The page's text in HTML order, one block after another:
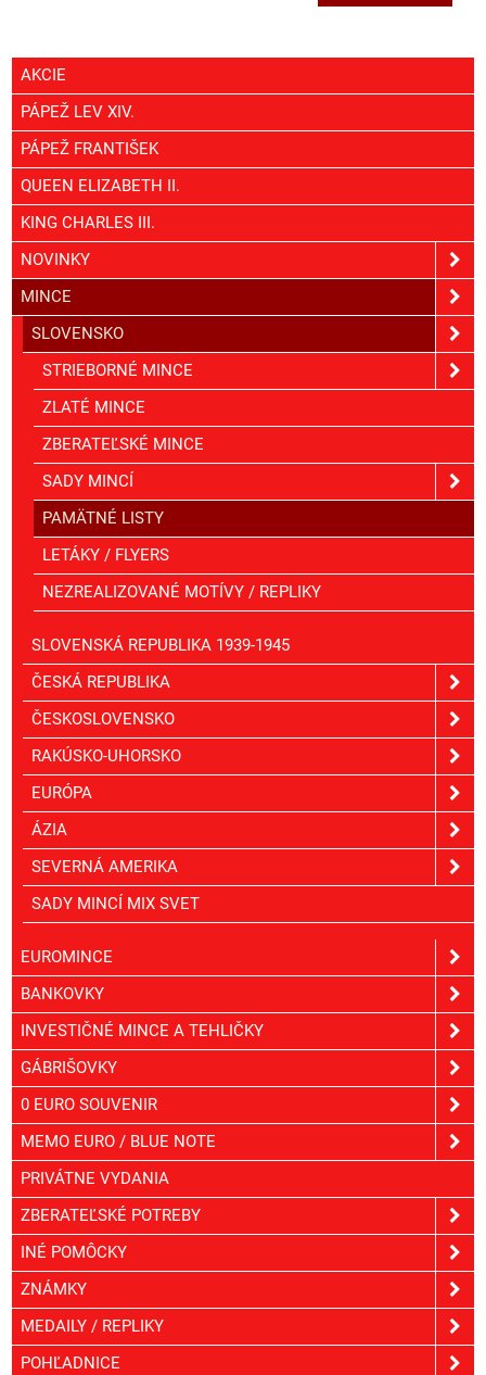
AKCIE
PÁPEŽ LEV XIV.
PÁPEŽ FRANTIŠEK
QUEEN ELIZABETH II.
KING CHARLES III.
NOVINKY
MINCE
SLOVENSKO
STRIEBORNÉ MINCE
ZLATÉ MINCE
ZBERATEĽSKÉ MINCE
SADY MINCÍ
PAMÄTNÉ LISTY
LETÁKY / FLYERS
NEZREALIZOVANÉ MOTÍVY / REPLIKY
SLOVENSKÁ REPUBLIKA 1939-1945
ČESKÁ REPUBLIKA
ČESKOSLOVENSKO
RAKÚSKO-UHORSKO
EURÓPA
ÁZIA
SEVERNÁ AMERIKA
SADY MINCÍ MIX SVET
EUROMINCE
BANKOVKY
INVESTIČNÉ MINCE A TEHLIČKY
GÁBRIŠOVKY
0 EURO SOUVENIR
MEMO EURO / BLUE NOTE
PRIVÁTNE VYDANIA
ZBERATEĽSKÉ POTREBY
INÉ POMÔCKY
ZNÁMKY
MEDAILY / REPLIKY
POHĽADNICE